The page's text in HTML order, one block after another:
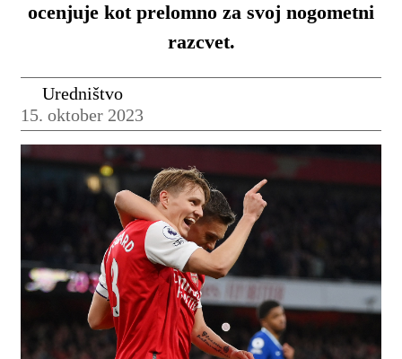
ocenjuje kot prelomno za svoj nogometni
razcvet.
Uredništvo
15. oktober 2023